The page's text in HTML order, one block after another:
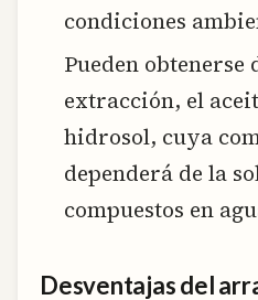
condiciones
Pueden obtenerse
extracción, el
hidrosol, cuya
dependerá de la
compuestos en
Desventajas del